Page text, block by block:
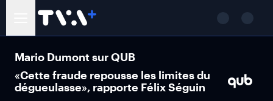
Mario Dumont sur QUB
«Cette fraude repousse les limites du
dégueulasse», rapporte Félix Séguin